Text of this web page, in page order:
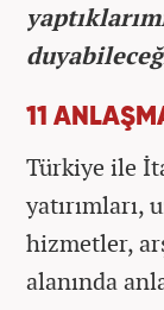
11
Türkiye ile
yatırımları,
hizmetler,
alanında